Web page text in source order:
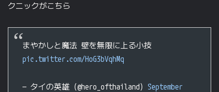
クニックがこちら
まやかしと魔法 壁を無限に上る小技
pic.twitter.com/HoG3bVqhMq
— タイの英雄 (@hero_ofthailand) September